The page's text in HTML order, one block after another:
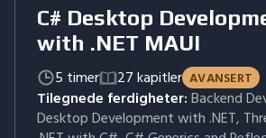
C# Desktop
with .NET MAUI
5 timer 27 kapitler AVANSERT
Tilegnede ferdigheter:Backend
Desktop Development with .NET,